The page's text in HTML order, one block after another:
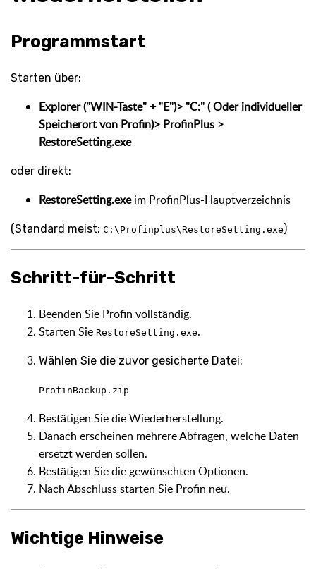
Programmstart
Starten über:
Explorer ("WIN-Taste" + "E")> "C:" ( Oder individueller
Speicherort von Profin)> ProfinPlus >
RestoreSetting.exe
oder direkt:
RestoreSetting.exeim ProfinPlus-Hauptverzeichnis
(Standard meist: C:\Profinplus\RestoreSetting.exe)
Schritt-für-Schritt
Beenden Sie Profin vollständig.
Starten Sie RestoreSetting.exe.
Wählen Sie die zuvor gesicherte Datei:
ProfinBackup.zip
Bestätigen Sie die Wiederherstellung.
Danach erscheinen mehrere Abfragen, welche Daten
ersetzt werden sollen.
Bestätigen Sie die gewünschten Optionen.
Nach Abschluss starten Sie Profin neu.
Wichtige Hinweise